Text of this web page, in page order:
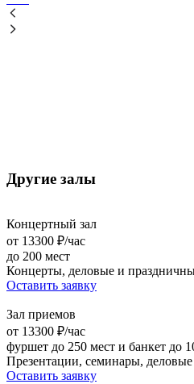
Другие залы
Концертный зал
от 13300 ₽/час
до 200 мест
Концерты, деловые и
Оставить заявку
Зал приемов
от 13300 ₽/час
фуршет до 250 мест и банкет до
Презентации, семинары,
Оставить заявку